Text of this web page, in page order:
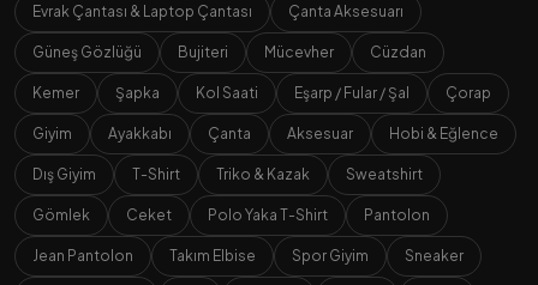
Evrak Çantası & Laptop Çantası Çanta Aksesuarı
Güneş Gözlüğü Bujiteri Mücevher Cüzdan
Kemer Şapka Kol Saati Eşarp / Fular / Şal Çorap
Giyim Ayakkabı Çanta Aksesuar Hobi & Eğlence
Dış Giyim T-Shirt Triko & Kazak Sweatshirt
Gömlek Ceket Polo Yaka T-Shirt Pantolon
Jean Pantolon Takım Elbise Spor Giyim Sneaker